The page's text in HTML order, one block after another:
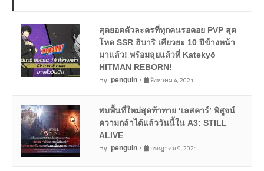
สุดยอดตัวละครที่ทุกคนรอคอย PVP สุด
โหด SSR ฮิบาริ เคียวยะ 10 ปีข้างหน้า
มาแล้ว! พร้อมลุยแล้วที่ Katekyō
HITMAN REBORN!
By penguin/ สิงหาคม 4, 2021
พบพื้นที่ใหม่สุดท้าทาย ‘เลสคาร์’ พิสูจน์
ความกล้าได้แล้ววันนี้ใน A3: STILL
ALIVE
By penguin/ กรกฎาคม 9, 2021